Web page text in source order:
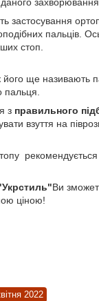
застосування
пальців.
стоп.
ще називають
пальця.
з правильного
взуття на
Ви
ціною!
2022